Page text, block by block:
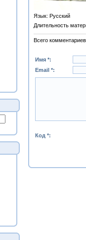
Язык: Русский
Длительность
Всего комментариев
Имя *:
Email *:
Код *: